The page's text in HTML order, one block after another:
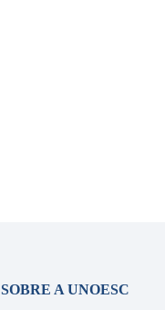
SOBRE A UNOESC